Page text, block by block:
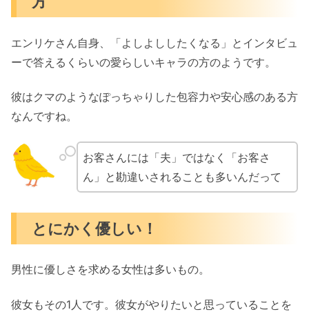
エンリケさん自身、「よしよししたくなる」とインタビュ
ーで答えるくらいの愛らしいキャラの方のようです。
彼はクマのようなぽっちゃりした包容力や安心感のある方
なんですね。
お客さんには「夫」ではなく「お客さ
ん」と勘違いされることも多いんだって
とにかく優しい！
男性に優しさを求める女性は多いもの。
彼女もその1人です。彼女がやりたいと思っていることを